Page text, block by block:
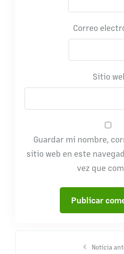
Correo
Sitio
Guardar mi nombre,
sitio web en este
vez que
Noticia